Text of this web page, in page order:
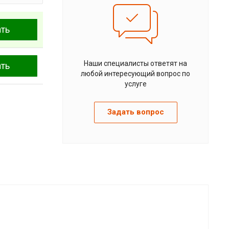
Наши специалисты ответят на
любой интересующий вопрос по
услуге
Задать вопрос